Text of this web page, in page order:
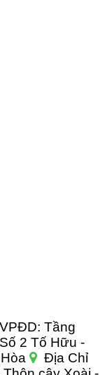
VPĐD: Tầng
2 Tố Hữu -
Địa Chỉ